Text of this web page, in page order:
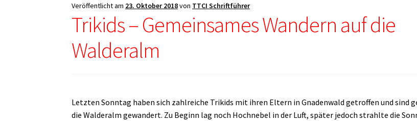
Veröffentlicht am 23. Oktober 2018von TTCI Schriftführer
Trikids – Gemeinsames Wandern auf die
Walderalm
Letzten Sonntag haben sich zahlreiche Trikids mit ihren Eltern in Gnadenwald getroffen und sind
die Walderalm gewandert. Zu Beginn lag noch Hochnebel in der Luft, später jedoch strahlte die